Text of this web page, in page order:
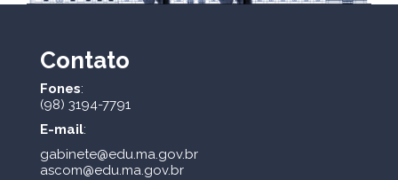
Contato
Fones:
(98) 3194-7791
E-mail:
gabinete@edu.ma.gov.br
ascom@edu.ma.gov.br